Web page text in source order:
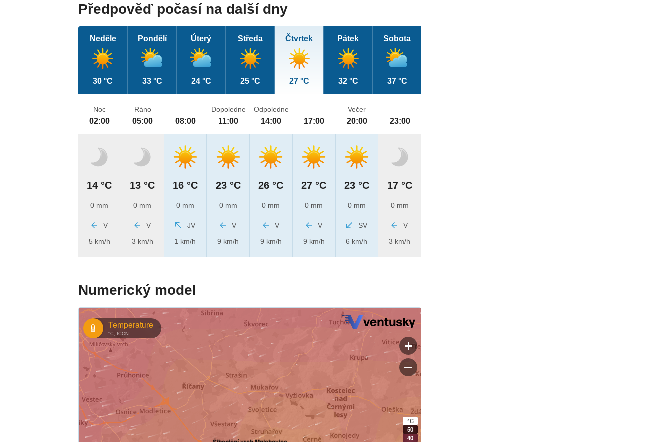
Předpověď počasí na další dny
Neděle
30 °C
Pondělí
33 °C
Úterý
24 °C
Středa
25 °C
Čtvrtek
27 °C
Pátek
32 °C
Sobota
37 °C
Noc
02:00
14 °C
0 mm
V
5 km/h
Ráno
05:00
13 °C
0 mm
V
3 km/h
08:00
16 °C
0 mm
JV
1 km/h
Dopoledne
11:00
23 °C
0 mm
V
9 km/h
Odpoledne
14:00
26 °C
0 mm
V
9 km/h
17:00
27 °C
0 mm
V
9 km/h
Večer
20:00
23 °C
0 mm
SV
6 km/h
23:00
17 °C
0 mm
V
3 km/h
Numerický model